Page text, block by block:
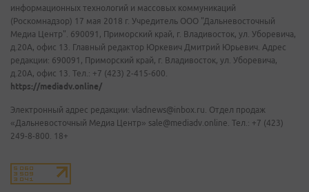
информационных технологий и массовых коммуникаций
(Роскомнадзор) 17 мая 2018 г. Учредитель ООО "Дальневосточный
Медиа Центр". 690091, Приморский край, г. Владивосток, ул. Уборевича,
д.20А, офис 13. Главный редактор Юркевич Дмитрий Юрьевич. Адрес
редакции: 690091, Приморский край, г. Владивосток, ул. Уборевича,
д.20А, офис 13. Тел.: +7 (423) 2-415-600.
https://mediadv.online/
Электронный адрес редакции: vladnews@inbox.ru. Отдел продаж
«Дальневосточный Медиа Центр» sale@mediadv.online. Тел.: +7 (423)
249-8-800. 18+